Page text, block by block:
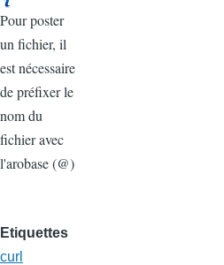
Pour poster
un fichier, il
est nécessaire
de préfixer le
nom du
fichier avec
l'arobase (@)
Etiquettes
curl